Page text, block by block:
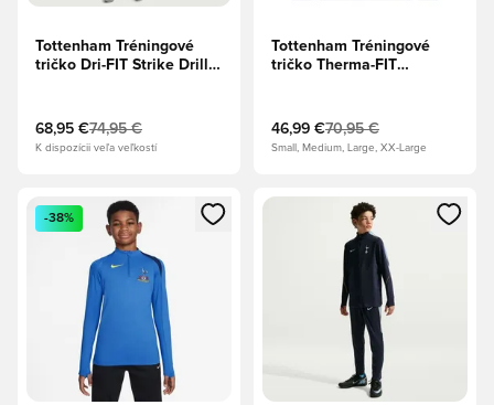
Tottenham Tréningové
tričko Dri-FIT Strike Drill -
68,95 €74,95 €
K dispozícii veľa veľkostí
Tottenham Tréningové
tričko Therma-FIT
bridlica
46,99 €70,95 €
Small, Medium, Large, XX-Large
Otvorí modál na prihlásenie alebo registráciu ako člen
-38%
Otvorí modál na prihlásenie